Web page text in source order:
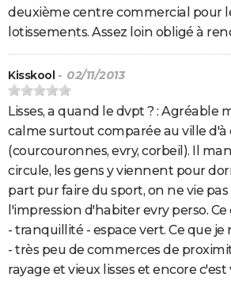
deuxième centre commercial pour
lotissements. Assez loin obligé à
Kisskool - 02/11/2013
Lisses, a quand le dvpt ? : Agréable
calme surtout comparée au ville d'à
(courcouronnes, evry, corbeil). Il
circule, les gens y viennent pour
part pur faire du sport, on ne vie pas
l'impression d'habiter evry perso. Ce
- tranquillité - espace vert. Ce que je
- très peu de commerces de
rayage et vieux lisses et encore